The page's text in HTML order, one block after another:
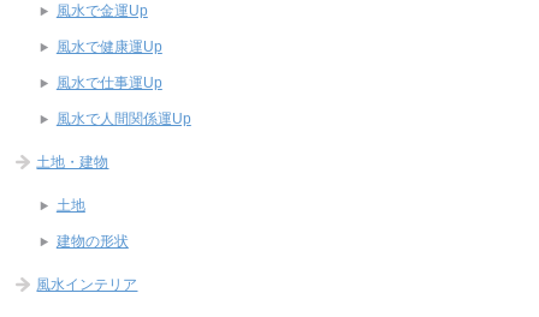
風水で金運Up
風水で健康運Up
風水で仕事運Up
風水で人間関係運Up
土地・建物
土地
建物の形状
風水インテリア